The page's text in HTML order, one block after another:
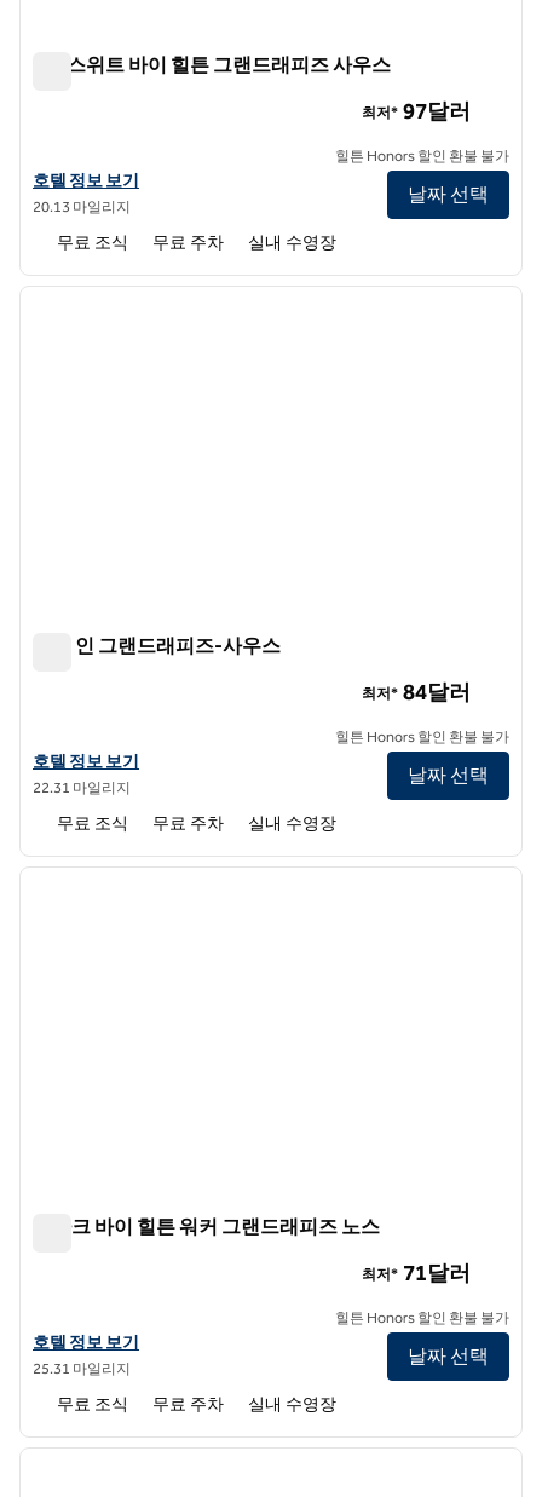
홈2 스위트 바이 힐튼 그랜드래피즈 사우스
홈2 스위트 바이 힐튼 그랜드래피즈 사우스의 호텔 정보 보기
호텔 정보 보기
20.13 마일리지
최저* 97달러
힐튼 Honors 할인 환불 불가
날짜 선택
무료 조식 무료 주차 실내 수영장
1/12
다음
햄튼 인 그랜드래피즈-사우스
햄튼 인 그랜드래피즈-사우스의 호텔 정보 보기
호텔 정보 보기
22.31 마일리지
최저* 84달러
힐튼 Honors 할인 환불 불가
날짜 선택
무료 조식 무료 주차 실내 수영장
1/12
다음
스파크 바이 힐튼 워커 그랜드래피즈 노스
스파크 바이 힐튼 워커 그랜드래피즈 노스의 호텔 정보 보기
호텔 정보 보기
25.31 마일리지
최저* 71달러
힐튼 Honors 할인 환불 불가
날짜 선택
무료 조식 무료 주차 실내 수영장
1/9
다음